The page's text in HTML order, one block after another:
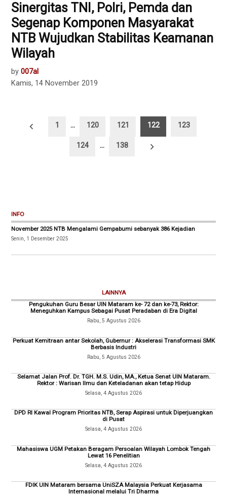
Sinergitas TNI, Polri, Pemda dan
Segenap Komponen Masyarakat
NTB Wujudkan Stabilitas Keamanan
Wilayah
by 007al
Kamis, 14 November 2019
Paginasi
1 … 120 121 122 123
124 … 138
INFO
November 2025 NTB Mengalami Gempabumi sebanyak 386 Kejadian
Senin, 1 Desember 2025
LAINNYA
Pengukuhan Guru Besar UIN Mataram ke- 72 dan ke-73, Rektor:
Meneguhkan Kampus Sebagai Pusat Peradaban di Era Digital
Rabu, 5 Agustus 2026
Perkuat Kemitraan antar Sekolah, Gubernur : Akselerasi Transformasi SMK
Berbasis Industri
Rabu, 5 Agustus 2026
Selamat Jalan Prof. Dr. TGH. M.S. Udin, MA., Ketua Senat UIN Mataram.
Rektor : Warisan Ilmu dan Keteladanan akan tetap Hidup
Selasa, 4 Agustus 2026
DPD RI Kawal Program Prioritas NTB, Serap Aspirasi untuk Diperjuangkan
di Pusat
Selasa, 4 Agustus 2026
Mahasiswa UGM Petakan Beragam Persoalan Wilayah Lombok Tengah
Lewat 16 Penelitian
Selasa, 4 Agustus 2026
FDIK UIN Mataram bersama UniSZA Malaysia Perkuat Kerjasama
Internasional melalui Tri Dharma